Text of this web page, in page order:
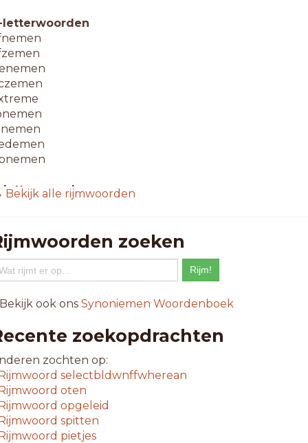
letterwoorden
letterwoorden
Bekijk alle rijmwoorden
zoeken
ook ons Synoniemen Woordenboek
zoekopdrachten
zochten op:
selectbldwnffwherean
oten
opgeleid
spitten
pietjes